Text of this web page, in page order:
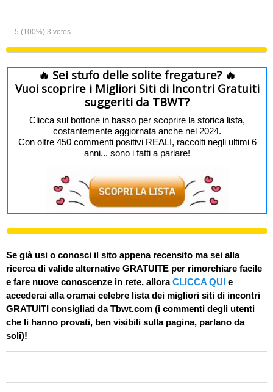
5 (100%) 3 votes
🔥 Sei stufo delle solite fregature? 🔥
Vuoi scoprire i Migliori Siti di Incontri Gratuiti
suggeriti da TBWT?
Clicca sul bottone in basso per scoprire la storica lista,
costantemente aggiornata anche nel 2024.
Con oltre 450 commenti positivi REALI, raccolti negli ultimi 6
anni... sono i fatti a parlare!
Se già usi o conosci il sito appena recensito ma sei alla
ricerca di valide alternative GRATUITE per rimorchiare facile
e fare nuove conoscenze in rete, alloraCLICCA QUI e
accederai alla oramai celebre lista dei migliori siti di incontri
GRATUITI consigliati da Tbwt.com (i commenti degli utenti
che li hanno provati, ben visibili sulla pagina, parlano da
soli)!